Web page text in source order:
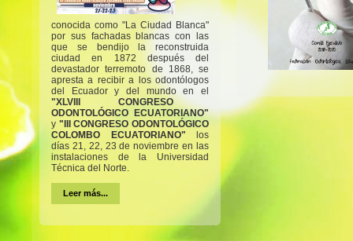
conocida como "La Ciudad Blanca"
por sus fachadas blancas con las
que se bendijo la reconstruida
ciudad en 1872 después del
devastador terremoto de 1868, se
apresta a recibir a los odontólogos
del Ecuador y del mundo en el
"XLVIII CONGRESO
ODONTOLÓGICO ECUATORIANO"
y "III CONGRESO ODONTOLÓGICO
COLOMBO ECUATORIANO" los
días 21, 22, 23 de noviembre en las
instalaciones de la Universidad
Técnica del Norte.
Leer más...